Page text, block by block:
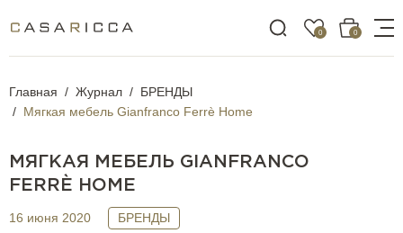
0 0
Главная Журнал
БРЕНДЫ
Мягкая мебель Gianfranco Ferrè Home
МЯГКАЯ МЕБЕЛЬ GIANFRANCO
FERRÈ HOME
16 июня 2020 БРЕНДЫ